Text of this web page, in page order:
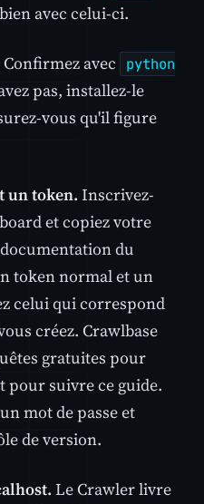
avec celui-ci.
Confirmez avec
python
pas, installez-le
vous qu'il figure
un token. Inscrivez-
et copiez votre
du
token normal et un
celui qui correspond
créez. Crawlbase
gratuites pour
pour suivre ce guide.
mot de passe et
de version.
Le Crawler livre